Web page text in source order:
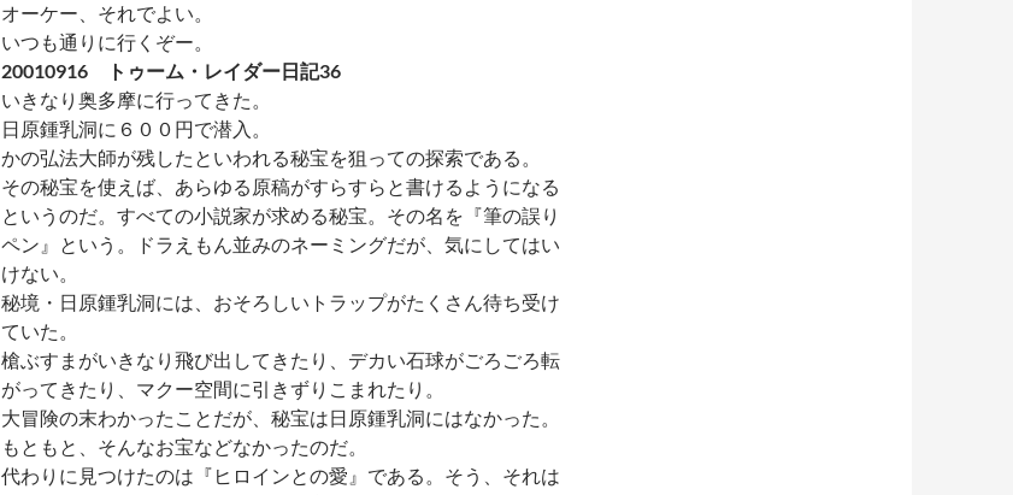
オーケー、それでよい。
いつも通りに行くぞー。
20010916 トゥーム・レイダー日記36
いきなり奥多摩に行ってきた。
日原鍾乳洞に６００円で潜入。
かの弘法大師が残したといわれる秘宝を狙っての探索である。
その秘宝を使えば、あらゆる原稿がすらすらと書けるようになる
というのだ。すべての小説家が求める秘宝。その名を『筆の誤り
ペン』という。ドラえもん並みのネーミングだが、気にしてはい
けない。
秘境・日原鍾乳洞には、おそろしいトラップがたくさん待ち受け
ていた。
槍ぶすまがいきなり飛び出してきたり、デカい石球がごろごろ転
がってきたり、マクー空間に引きずりこまれたり。
大冒険の末わかったことだが、秘宝は日原鍾乳洞にはなかった。
もともと、そんなお宝などなかったのだ。
代わりに見つけたのは『ヒロインとの愛』である。そう、それは